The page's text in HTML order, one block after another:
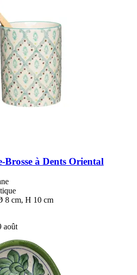
​Brosse à Dents Oriental
8 cm, H 10 cm
août